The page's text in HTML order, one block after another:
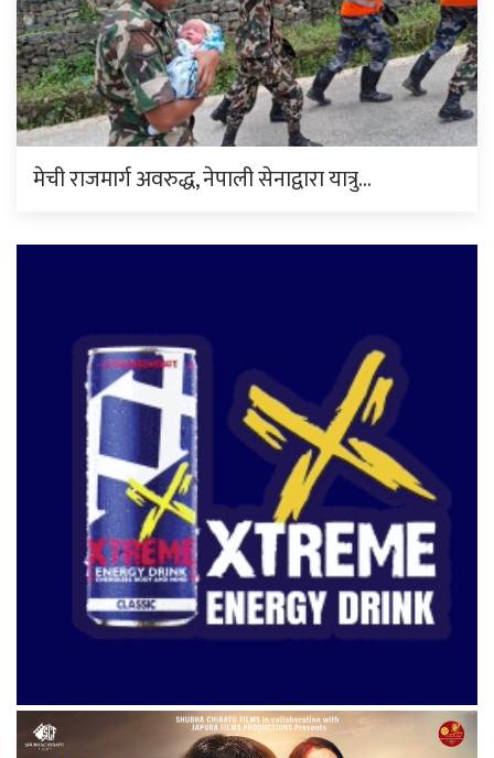
मेची राजमार्ग अवरुद्ध, नेपाली सेनाद्वारा यात्रु…